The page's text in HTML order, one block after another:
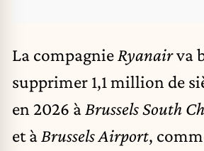
La compagnie Ryanairva
supprimer 1,1 million de
en 2026 à Brussels South
et à Brussels Airport,